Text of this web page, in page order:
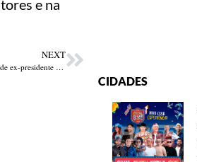
e na
NEXT
Operação INSS: PF cumpre 10 mandados de prisão e prende ex-presidente do INSS, Alessandro Stefanutto
CIDADES